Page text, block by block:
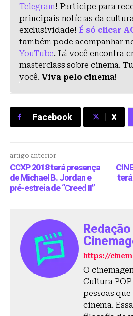
Telegram! Participe para
principais notícias da
exclusividade! É só clicar
também pode acompanhar
YouTube. Lá você encontra
masterclass sobre cinema.
você. Viva pelo cinema!
Facebook X
artigo anterior
CCXP 2018 terá presença
de Michael B. Jordan e
pré-estreia de “Creed II”
Redação
https://
O
Cultura
pessoas
cinema.